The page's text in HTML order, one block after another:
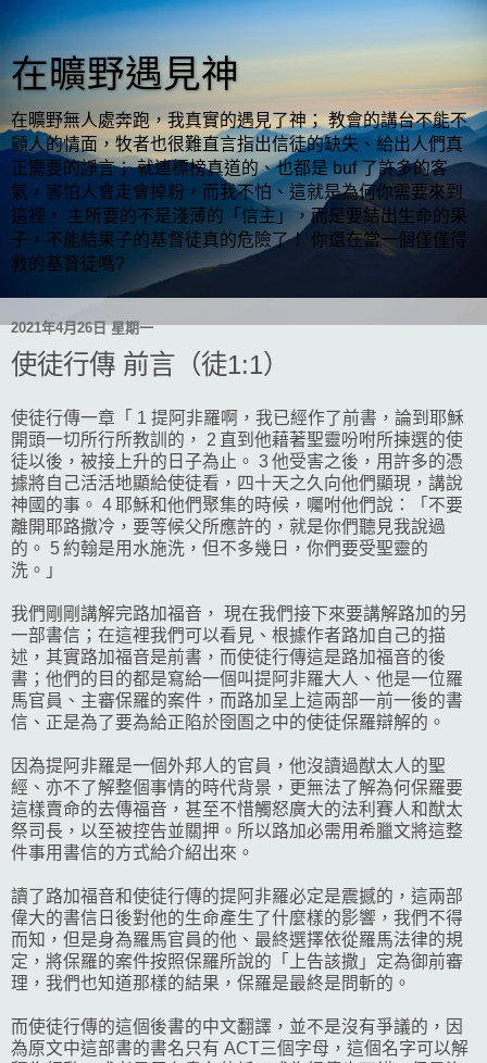
在曠野遇見神
在曠野無人處奔跑，我真實的遇見了神； 教會的講台不能不
顧人的情面，牧者也很難直言指出信徒的缺失、給出人們真
正需要的諍言； 就連標榜真道的、也都是 buf 了許多的客
氣，害怕人會走會掉粉，而我不怕、這就是為何你需要來到
這裡。 主所要的不是淺薄的「信主」，而是要結出生命的果
子，不能結果子的基督徒真的危險了！ 你還在當一個僅僅得
救的基督徒嗎?
2021年4月26日 星期一
使徒行傳 前言（徒1:1）
使徒行傳一章「 1 提阿非羅啊，我已經作了前書，論到耶穌
開頭一切所行所教訓的， 2 直到他藉著聖靈吩咐所揀選的使
徒以後，被接上升的日子為止。 3 他受害之後，用許多的憑
據將自己活活地顯給使徒看，四十天之久向他們顯現，講說
神國的事。 4 耶穌和他們聚集的時候，囑咐他們說：「不要
離開耶路撒冷，要等候父所應許的，就是你們聽見我說過
的。 5 約翰是用水施洗，但不多幾日，你們要受聖靈的
洗。」
我們剛剛講解完路加福音， 現在我們接下來要講解路加的另
一部書信；在這裡我們可以看見、根據作者路加自己的描
述，其實路加福音是前書，而使徒行傳這是路加福音的後
書；他們的目的都是寫給一個叫提阿非羅大人、他是一位羅
馬官員、主審保羅的案件，而路加呈上這兩部一前一後的書
信、正是為了要為給正陷於囹圄之中的使徒保羅辯解的。
因為提阿非羅是一個外邦人的官員，他沒讀過猷太人的聖
經、亦不了解整個事情的時代背景，更無法了解為何保羅要
這樣賣命的去傳福音，甚至不惜觸怒廣大的法利賽人和猷太
祭司長，以至被控告並關押。所以路加必需用希臘文將這整
件事用書信的方式給介紹出來。
讀了路加福音和使徒行傳的提阿非羅必定是震撼的，這兩部
偉大的書信日後對他的生命產生了什麼樣的影響，我們不得
而知，但是身為羅馬官員的他、最終選擇依從羅馬法律的規
定，將保羅的案件按照保羅所說的「上告該撒」定為御前審
理，我們也知道那樣的結果，保羅是最終是問斬的。
而使徒行傳的這個後書的中文翻譯，並不是沒有爭議的，因
為原文中這部書的書名只有 ACT三個字母，這個名字可以解